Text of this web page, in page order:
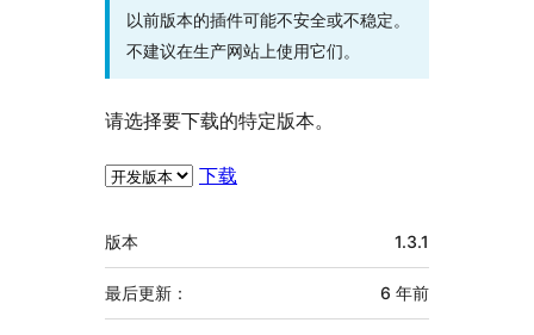
以前版本的插件可能不安全或不稳定。
不建议在生产网站上使用它们。
请选择要下载的特定版本。
下载
额
外
信
版本 1.3.1
最后更新： 6 年前